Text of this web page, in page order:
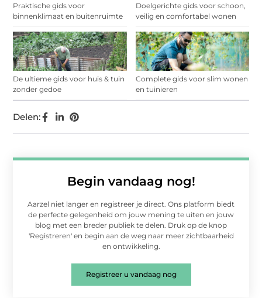
Praktische gids voor
binnenklimaat en buitenruimte
Doelgerichte gids voor schoon,
veilig en comfortabel wonen
De ultieme gids voor huis & tuin
zonder gedoe
Complete gids voor slim wonen
en tuinieren
Begin vandaag nog!
Aarzel niet langer en registreer je direct. Ons platform biedt
de perfecte gelegenheid om jouw mening te uiten en jouw
blog met een breder publiek te delen. Druk op de knop
'Registreren' en begin aan de weg naar meer zichtbaarheid
en ontwikkeling.
Registreer u vandaag nog
Delen: